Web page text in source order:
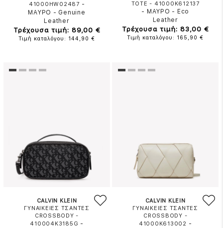
41000HW02487 -
ΜΑΥΡΟ - Genuine
Leather
Τρέχουσα τιμή: 89,00 €
Τιμή καταλόγου: 144,90 €
TOTE - 41000K612137
- ΜΑΥΡΟ - Eco
Leather
Τρέχουσα τιμή: 83,00 €
Τιμή καταλόγου: 165,90 €
CALVIN KLEIN
ΓΥΝΑΙΚΕΙΕΣ ΤΣΑΝΤΕΣ
CROSSBODY -
410004K3185G -
CALVIN KLEIN
ΓΥΝΑΙΚΕΙΕΣ ΤΣΑΝΤΕΣ
CROSSBODY -
41000K613002 -